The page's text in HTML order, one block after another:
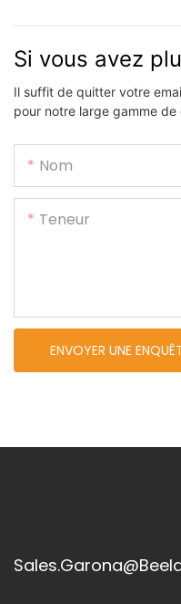
Si vous avez
Il suffit de quitter votre
pour notre large gamme de
Nom
Teneur
ENVOYER UNE